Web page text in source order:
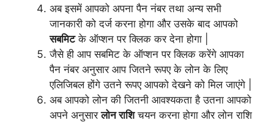
अब इसमें आपको अपना पैन नंबर तथा अन्य सभी
जानकारी को दर्ज करना होगा और उसके बाद आपको
सबमिटके ऑप्शन पर क्लिक कर देना होगा |
जैसे ही आप सबमिट के ऑप्शन पर क्लिक करेंगे आपका
पैन नंबर अनुसार आप जितने रूपए के लोन के लिए
एलिजिबल होंगे उतने रूपए आपको देखने को मिल जाएंगे |
अब आपको लोन की जितनी आवश्यकता है उतना आपको
अपने अनुसारलोन राशिचयन करना होगा और लोन राशि